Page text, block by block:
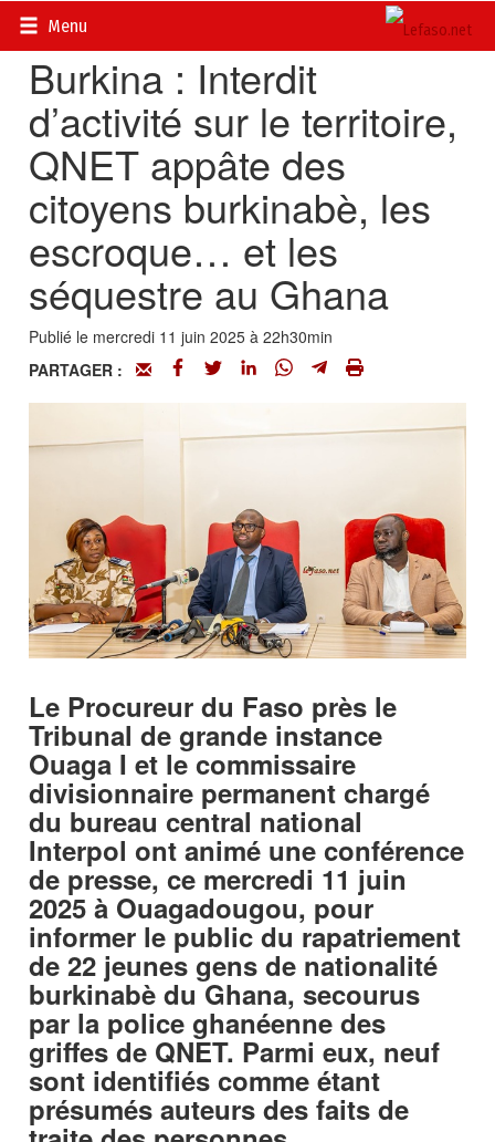
Menu
Accueil>
Burkina : Interdit
d’activité sur le territoire,
QNET appâte des
citoyens burkinabè, les
escroque… et les
séquestre au Ghana
Publié le mercredi 11 juin 2025 à 22h30min
PARTAGER :
Le Procureur du Faso près le
Tribunal de grande instance
Ouaga I et le commissaire
divisionnaire permanent chargé
du bureau central national
Interpol ont animé une conférence
de presse, ce mercredi 11 juin
2025 à Ouagadougou, pour
informer le public du rapatriement
de 22 jeunes gens de nationalité
burkinabè du Ghana, secourus
par la police ghanéenne des
griffes de QNET. Parmi eux, neuf
sont identifiés comme étant
présumés auteurs des faits de